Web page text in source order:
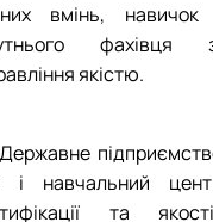
вмінь, навичок
фахівця
якістю.
і навчальний
та